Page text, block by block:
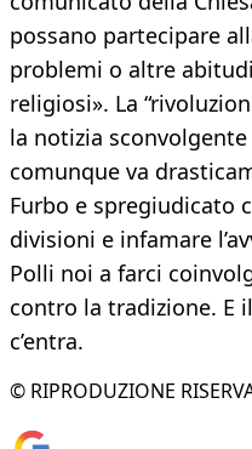
possano partecipare
problemi o altre
religiosi». La
la notizia sconvolgente
comunque va
Furbo e spregiudicato
divisioni e infamare
Polli noi a farci
contro la tradizione. E
c’entra.
© RIPRODUZIONE